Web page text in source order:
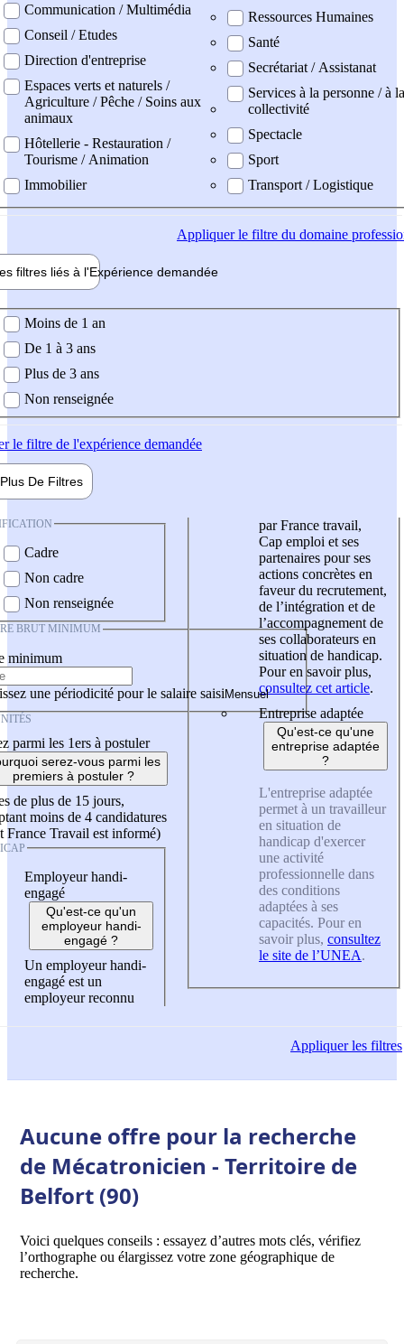
Communication / Multimédia
Conseil / Etudes
Direction d'entreprise
Espaces verts et naturels /
Agriculture / Pêche / Soins aux
animaux
Hôtellerie - Restauration /
Tourisme / Animation
Immobilier
Ressources Humaines
Santé
Secrétariat / Assistanat
Services à la personne / à la
collectivité
Spectacle
Sport
Transport / Logistique
Appliquerle filtre du domaine
filtres liés à l'Expérience demandée
demandée
Moins de 1 an
De 1 à 3 ans
Plus de 3 ans
Non renseignée
le filtre de l'expérience demandée
Plus De Filtres
Cadre
Non cadre
Non renseignée
BRUT MINIMUM
minimum
une périodicité pour le salaire saisi
parmi les 1ers à postuler
serez-vous parmi les
premiers à postuler ?
de plus de 15 jours,
moins de 4 candidatures
France Travail est informé)
Employeur handi-
engagé
Qu'est-ce qu'un
employeur handi-
engagé ?
Un employeur handi-
engagé est un
employeur reconnu
par France travail,
Cap emploi et ses
partenaires pour ses
actions concrètes en
faveur du recrutement,
de l’intégration et de
l’accompagnement de
ses collaborateurs en
situation de handicap.
Pour en savoir plus,
consultez cet article.
Entreprise adaptée
Qu'est-ce qu'une
entreprise adaptée
?
L'entreprise adaptée
permet à un travailleur
en situation de
handicap d'exercer
une activité
professionnelle dans
des conditions
adaptées à ses
capacités. Pour en
savoir plus, consultez
le site de l’UNEA.
Appliquerles filtres
Aucune offre pour la recherche
de Mécatronicien - Territoire de
Belfort (90)
Voici quelques conseils : essayez d’autres mots clés, vérifiez
l’orthographe ou élargissez votre zone géographique de
recherche.